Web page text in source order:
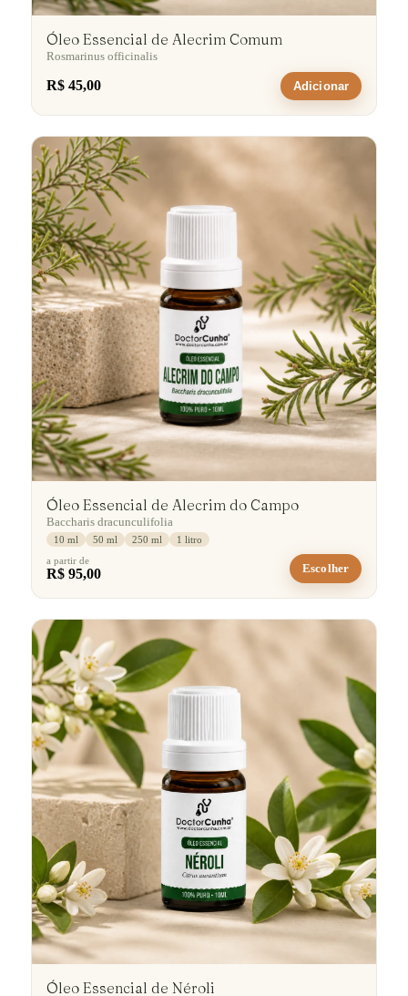
Óleo Essencial de Alecrim Comum
Rosmarinus officinalis
R$ 45,00 Adicionar
Óleo Essencial de Alecrim do Campo
Baccharis dracunculifolia
10 ml 50 ml 250 ml
1 litro
a partir de
R$ 95,00 Escolher
Óleo Essencial de Néroli